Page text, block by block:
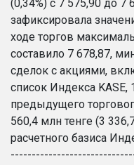
(0,34%) c 7 575,90 до 7
зафиксировала
ходе торгов
составило 7 678,87,
сделок с акциями,
список Индекса KASE,
предыдущего
560,4 млн тенге (3
расчетного базиса